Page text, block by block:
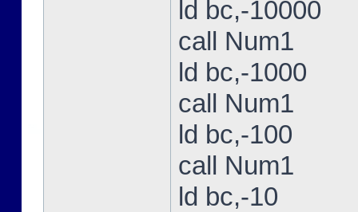
ld bc,-10000
call Num1
ld bc,-1000
call Num1
ld bc,-100
call Num1
ld bc,-10